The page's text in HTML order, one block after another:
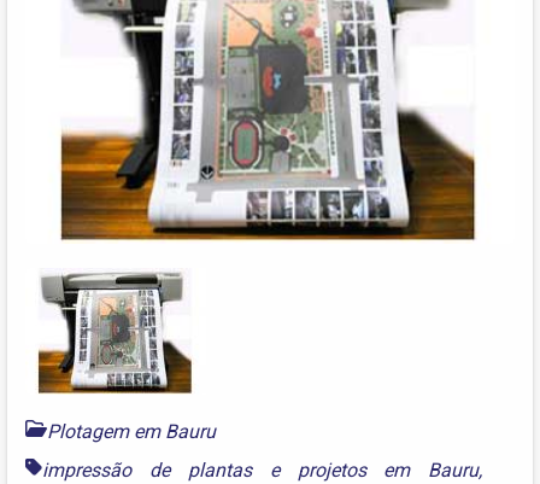
Plotagem em Bauru
impressão de plantas e projetos em Bauru,